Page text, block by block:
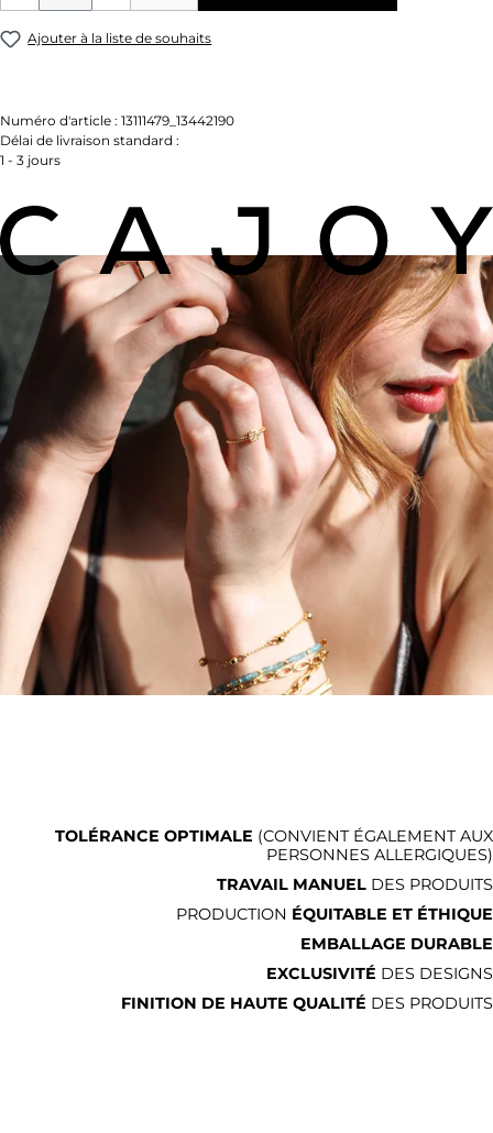
Ajouter à la liste de souhaits
Numéro d'article : 13111479_13442190
Délai de livraison standard :
1 - 3 jours
TOLÉRANCE OPTIMALE (CONVIENT ÉGALEMENT AUX
PERSONNES ALLERGIQUES)
TRAVAIL MANUEL DES PRODUITS
PRODUCTION ÉQUITABLE ET ÉTHIQUE
EMBALLAGE DURABLE
EXCLUSIVITÉ DES DESIGNS
FINITION DE HAUTE QUALITÉ DES PRODUITS